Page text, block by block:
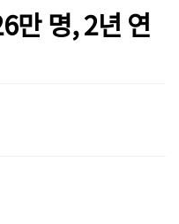
만 명, 2년 연